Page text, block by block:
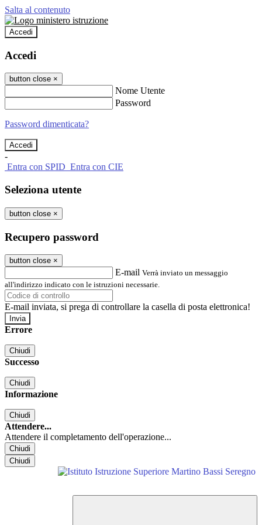
Salta al contenuto
Accedi
Accedi
button close ×
Nome Utente
Password
Password dimenticata?
-
Entra con SPID Entra con CIE
Seleziona utente
button close ×
Recupero password
button close ×
E-mail Verrà inviato un messaggio
all'indirizzo indicato con le istruzioni necessarie.
E-mail inviata, si prega di controllare la casella di posta elettronica!
Errore
Chiudi
Successo
Chiudi
Informazione
Chiudi
Attendere...
Attendere il completamento dell'operazione...
Chiudi
Chiudi